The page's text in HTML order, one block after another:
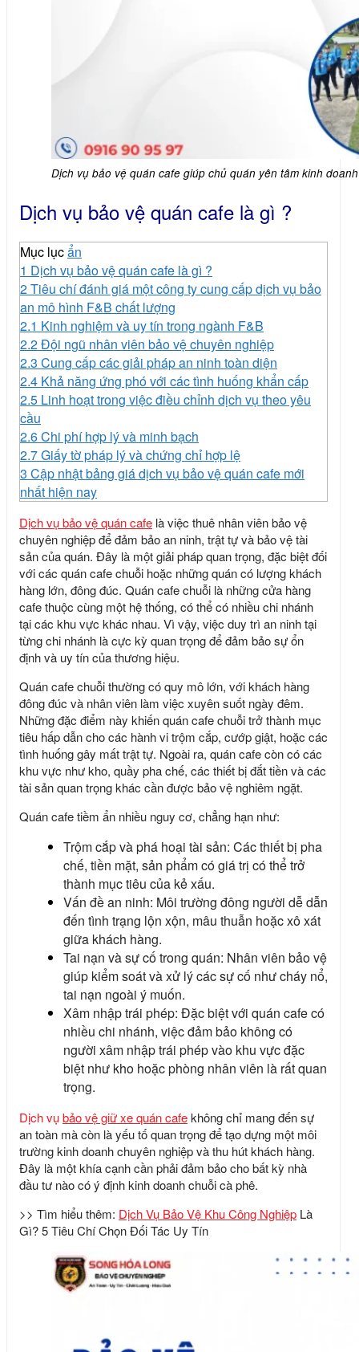
Dịch vụ bảo vệ quán cafe giúp chủ quán yên tâm kinh
Dịch vụ bảo vệ quán cafe là gì ?
Mục lụcẩn
1 Dịch vụ bảo vệ quán cafe là gì ?
2Tiêu chí đánh giá một công ty cung cấp dịch vụ bảo
an mô hình F&B chất lượng
2.1 Kinh nghiệm và uy tín trong ngành F&B
2.2Đội ngũ nhân viên bảo vệ chuyên nghiệp
2.3 Cung cấp các giải pháp an ninh toàn diện
2.4 Khả năng ứng phó với các tình huống khẩn cấp
2.5 Linh hoạt trong việc điều chỉnh dịch vụ theo yêu
cầu
2.6Chi phí hợp lý và minh bạch
2.7Giấy tờ pháp lý và chứng chỉ hợp lệ
3 Cập nhật bảng giá dịch vụ bảo vệ quán cafe mới
nhất hiện nay
Dịch vụ bảo vệ quán cafe là việc thuê nhân viên bảo vệ
chuyên nghiệp để đảm bảo an ninh, trật tự và bảo vệ tài
sản của quán. Đây là một giải pháp quan trọng, đặc biệt đối
với các quán cafe chuỗi hoặc những quán có lượng khách
hàng lớn, đông đúc. Quán cafe chuỗi là những cửa hàng
cafe thuộc cùng một hệ thống, có thể có nhiều chi nhánh
tại các khu vực khác nhau. Vì vậy, việc duy trì an ninh tại
từng chi nhánh là cực kỳ quan trọng để đảm bảo sự ổn
định và uy tín của thương hiệu.
Quán cafe chuỗi thường có quy mô lớn, với khách hàng
đông đúc và nhân viên làm việc xuyên suốt ngày đêm.
Những đặc điểm này khiến quán cafe chuỗi trở thành mục
tiêu hấp dẫn cho các hành vi trộm cắp, cướp giật, hoặc các
tình huống gây mất trật tự. Ngoài ra, quán cafe còn có các
khu vực như kho, quầy pha chế, các thiết bị đắt tiền và các
tài sản quan trọng khác cần được bảo vệ nghiêm ngặt.
Quán cafe tiềm ẩn nhiều nguy cơ, chẳng hạn như:
Trộm cắp và phá hoại tài sản: Các thiết bị pha
chế, tiền mặt, sản phẩm có giá trị có thể trở
thành mục tiêu của kẻ xấu.
Vấn đề an ninh: Môi trường đông người dễ dẫn
đến tình trạng lộn xộn, mâu thuẫn hoặc xô xát
giữa khách hàng.
Tai nạn và sự cố trong quán: Nhân viên bảo vệ
giúp kiểm soát và xử lý các sự cố như cháy nổ,
tai nạn ngoài ý muốn.
Xâm nhập trái phép: Đặc biệt với quán cafe có
nhiều chi nhánh, việc đảm bảo không có
người xâm nhập trái phép vào khu vực đặc
biệt như kho hoặc phòng nhân viên là rất quan
trọng.
Dịch vụbảo vệ giữ xe quán cafekhông chỉ mang đến sự
an toàn mà còn là yếu tố quan trọng để tạo dựng một môi
trường kinh doanh chuyên nghiệp và thu hút khách hàng.
Đây là một khía cạnh cần phải đảm bảo cho bất kỳ nhà
đầu tư nào có ý định kinh doanh chuỗi cà phê.
>> Tìm hiểu thêm: Dịch Vụ Bảo Vệ Khu Công Nghiệp Là
Gì? 5 Tiêu Chí Chọn Đối Tác Uy Tín